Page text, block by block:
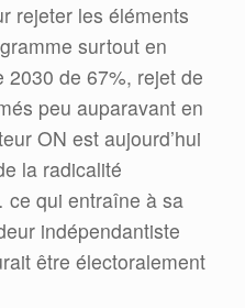
rejeter les éléments
surtout en
2030 de 67%, rejet de
peu auparavant en
ON est aujourd’hui
la radicalité
qui entraîne à sa
indépendantiste
être électoralement